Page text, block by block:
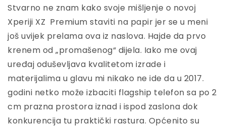
Stvarno ne znam kako svoje mišljenje o novoj
Xperiji XZ Premium staviti na papir jer se u meni
još uvijek prelama ova iz naslova. Hajde da prvo
krenem od „promašenog“ dijela. Iako me ovaj
uređaj oduševljava kvalitetom izrade i
materijalima u glavu mi nikako ne ide da u 2017.
godini netko može izbaciti flagship telefon sa po 2
cm prazna prostora iznad i ispod zaslona dok
konkurencija tu praktički rastura. Općenito su